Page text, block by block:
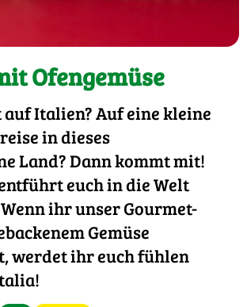
Ofengemüse
Italien? Auf eine kleine
in dieses
Land? Dann kommt mit!
euch in die Welt
ihr unser Gourmet-
Gemüse
werdet ihr euch fühlen